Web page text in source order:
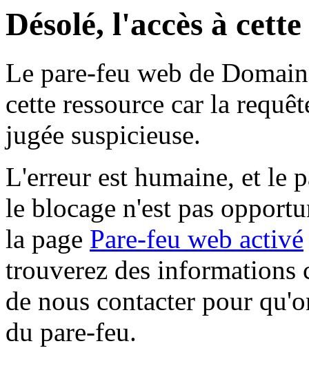
Désolé, l'accès à
Le pare-feu web de
cette ressource car la
jugée suspicieuse.
L'erreur est humaine, et le
le blocage n'est pas
la page Pare-feu web activé
trouverez des informations
de nous contacter pour
du pare-feu.